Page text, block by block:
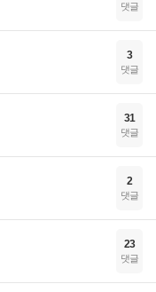
댓글
3
댓글
31
댓글
2
댓글
23
댓글